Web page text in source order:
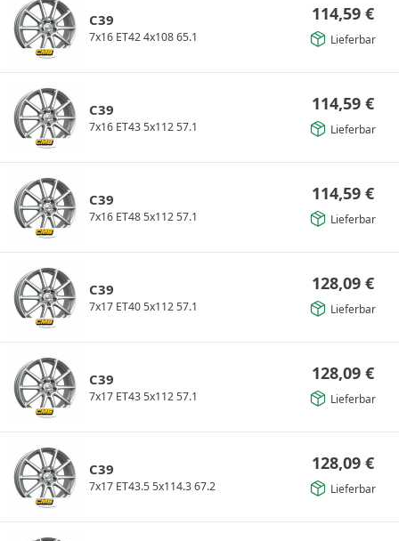
C39
7x16 ET42 4x108 65.1
114,59 €
Lieferbar
C39
7x16 ET43 5x112 57.1
114,59 €
Lieferbar
C39
7x16 ET48 5x112 57.1
114,59 €
Lieferbar
C39
7x17 ET40 5x112 57.1
128,09 €
Lieferbar
C39
7x17 ET43 5x112 57.1
128,09 €
Lieferbar
C39
7x17 ET43.5 5x114.3 67.2
128,09 €
Lieferbar